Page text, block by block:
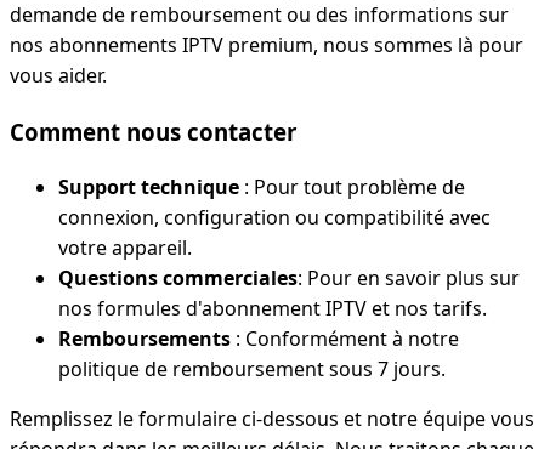
demande de remboursement ou des informations sur
nos abonnements IPTV premium, nous sommes là pour
vous aider.
Comment nous contacter
Support technique : Pour tout problème de
connexion, configuration ou compatibilité avec
votre appareil.
Questions commerciales: Pour en savoir plus sur
nos formules d'abonnement IPTV et nos tarifs.
Remboursements : Conformément à notre
politique de remboursement sous 7 jours.
Remplissez le formulaire ci-dessous et notre équipe vous